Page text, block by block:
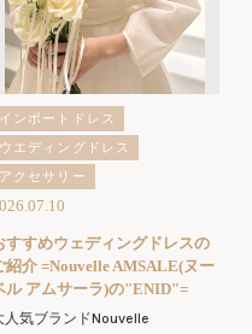
インポートドレス
ウエディングドレス
アクセサリー
すすめウェディングドレスの
紹介 =Nouvelle AMSALE(ヌー
ル アムサーラ)の"ENID"=
人気ブランドNouvelle